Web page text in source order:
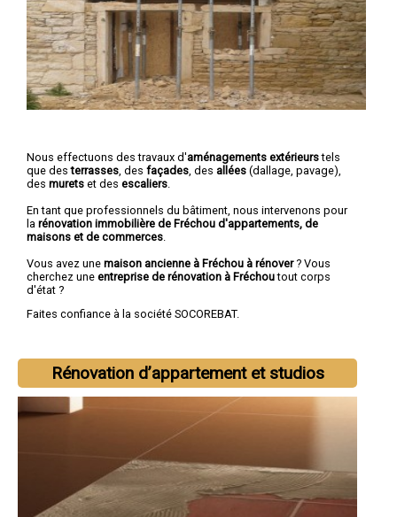
Nous effectuons des travaux d'aménagements extérieurstels
que desterrasses , des façades , des allées (dallage, pavage),
des murets et des escaliers
En tant que professionnels du bâtiment, nous intervenons pour
la rénovation immobilière de Fréchou d'appartements, de
maisons et de commerces
Vous avez une maison ancienne à Fréchou à rénover? Vous
cherchez une entreprise de rénovation à Fréchoutout corps
d'état ?
Faites confiance à la société SOCOREBAT.
Rénovation d’appartement et studios